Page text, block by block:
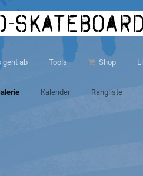
Kalender Rangliste
geht ab Tools Shop